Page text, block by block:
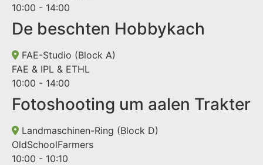
10:00 - 14:00
De beschten Hobbykach
FAE-Studio (Block A)
FAE & IPL & ETHL
10:00 - 14:00
Fotoshooting um aalen Trakter
Landmaschinen-Ring (Block D)
OldSchoolFarmers
10:00 - 10:10